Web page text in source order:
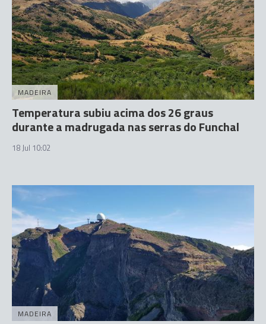
MADEIRA
Temperatura subiu acima dos 26 graus
durante a madrugada nas serras do Funchal
18 Jul 10:02
MADEIRA